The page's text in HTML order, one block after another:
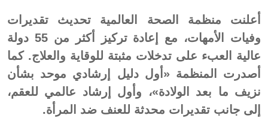
أعلنت منظمة الصحة العالمية تحديث تقديرات
وفيات الأمهات، مع إعادة تركيز أكثر من 55 دولة
عالية العبء على تدخلات مثبتة للوقاية والعلاج. كما
أصدرت المنظمة «أول دليل إرشادي موحد بشأن
نزيف ما بعد الولادة»، وأول إرشاد عالمي للعقم،
إلى جانب تقديرات محدثة للعنف ضد المرأة.